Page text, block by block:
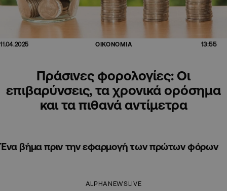
11.04.2025 ΟΙΚΟΝΟΜΙΑ 13:55
Πράσινες φορολογίες: Οι
επιβαρύνσεις, τα χρονικά ορόσημα
και τα πιθανά αντίμετρα
Ένα βήμα πριν την εφαρμογή των πρώτων φόρων
ALPHANEWSLIVE